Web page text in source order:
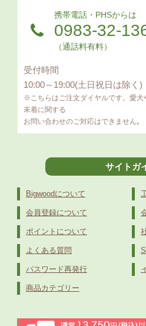
携帯電話・PHSからは
0983-32-
（通話料有料）
受付時間
10:00～19:00(土日祝日は除く)
※こちらはご注文ダイヤルです。愛犬
未着に関する
お問い合わせのご対応はできません｡
サイトガ
Bigwoodについて
会員登録について
ポイントについて
よくある質問
パスワード再発行
商品カテゴリー